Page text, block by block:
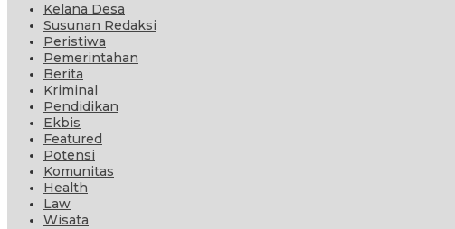
Kelana Desa
Susunan Redaksi
Peristiwa
Pemerintahan
Berita
Kriminal
Pendidikan
Ekbis
Featured
Potensi
Komunitas
Health
Law
Wisata